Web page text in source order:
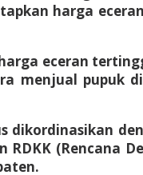
harga
eceran
menjual pupuk
dikordinasikan
(Rencana